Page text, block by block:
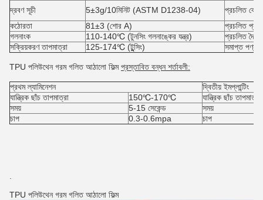
দ্রবণ সূচী
5±3g/10মিনিট (ASTM D1238-04)
প্রচলিত বেধ
কঠোরতা
81±3 (শোর A)
প্রচলিত
গলনাংক
110-140℃ (টুনসিং গলনাঙ্কের যন্ত্র)
প্রচলিত দৈর্ঘ্য
সক্রিয়করণ তাপমাত্রা
125-174℃ (টুন্সিং) সমাপ্ত পণ্য
TPU পলিউথেন গরম গলিত আঠালো ফিল্মপ্রস্তাবিত বন্ধন শর্তাবলী:
প্রথম ল্যামিনেশন
দ্বিতীয় ইমপ্লান্টিং
যান্ত্রিক ছাঁচ তাপমাত্রা
150℃-170℃
যান্ত্রিক ছাঁচ তাপমাত্রা
সময়
5-15 সেকেন্ড
সময়
চাপ
0.3-0.6mpa চাপ
TPU পলিউথেন গরম গলিত আঠালো ফিল্ম